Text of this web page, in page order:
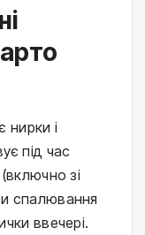
нирки і
під час
зі
спалювання
ввечері.